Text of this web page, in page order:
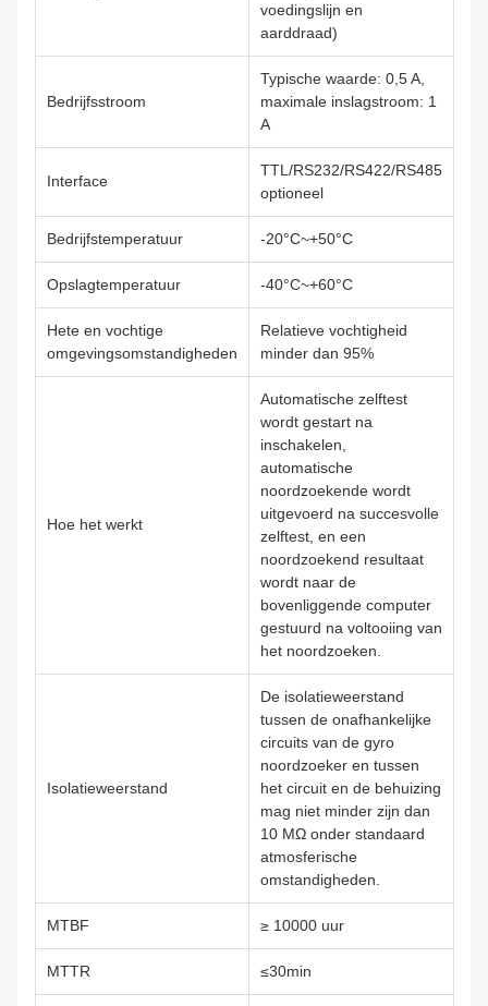
voedingslijn en
aarddraad)
Bedrijfsstroom
Typische waarde: 0,5 A,
maximale inslagstroom: 1
A
Interface
TTL/RS232/RS422/RS485
optioneel
Bedrijfstemperatuur -20°C~+50°C
Opslagtemperatuur -40°C~+60°C
Hete en vochtige
omgevingsomstandigheden
Relatieve vochtigheid
minder dan 95%
Hoe het werkt
Automatische zelftest
wordt gestart na
inschakelen,
automatische
noordzoekende wordt
uitgevoerd na succesvolle
zelftest, en een
noordzoekend resultaat
wordt naar de
bovenliggende computer
gestuurd na voltooiing van
het noordzoeken.
Isolatieweerstand
De isolatieweerstand
tussen de onafhankelijke
circuits van de gyro
noordzoeker en tussen
het circuit en de behuizing
mag niet minder zijn dan
10 MΩ onder standaard
atmosferische
omstandigheden.
MTBF ≥ 10000 uur
MTTR ≤30min